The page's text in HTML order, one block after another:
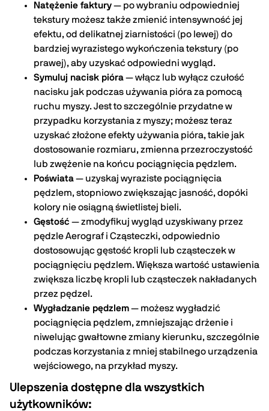
Natężenie faktury— po wybraniu odpowiedniej
tekstury możesz także zmienić intensywność jej
efektu, od delikatnej ziarnistości (po lewej) do
bardziej wyrazistego wykończenia tekstury (po
prawej), aby uzyskać odpowiedni wygląd.
Symuluj nacisk pióra— włącz lub wyłącz czułość
nacisku jak podczas używania pióra za pomocą
ruchu myszy. Jest to szczególnie przydatne w
przypadku korzystania z myszy; możesz teraz
uzyskać złożone efekty używania pióra, takie jak
dostosowanie rozmiaru, zmienna przezroczystość
lub zwężenie na końcu pociągnięcia pędzlem.
Poświata— uzyskaj wyraziste pociągnięcia
pędzlem, stopniowo zwiększając jasność, dopóki
kolory nie osiągną świetlistej bieli.
Gęstość — zmodyfikuj wygląd uzyskiwany przez
pędzle Aerograf i Cząsteczki, odpowiednio
dostosowując gęstość kropli lub cząsteczek w
pociągnięciu pędzlem. Większa wartość ustawienia
zwiększa liczbę kropli lub cząsteczek nakładanych
przez pędzel.
Wygładzanie pędzlem— możesz wygładzić
pociągnięcia pędzlem, zmniejszając drżenie i
niwelując gwałtowne zmiany kierunku, szczególnie
podczas korzystania z mniej stabilnego urządzenia
wejściowego, na przykład myszy.
Ulepszenia dostępne dla wszystkich
użytkowników: